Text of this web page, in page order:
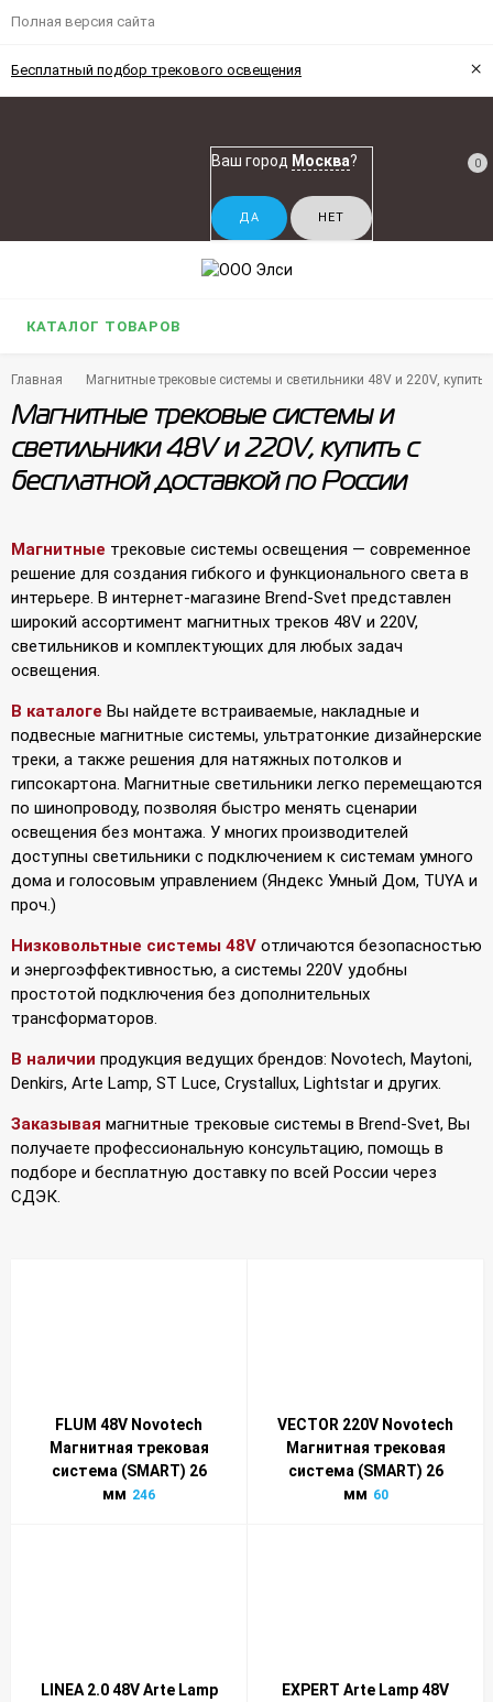
Полная версия сайта
Бесплатный подбор трекового освещения ×
Ваш город Москва? 0
КАТАЛОГ ТОВАРОВ
Главная Магнитные трековые системы и светильники 48V и 220V, купить
Магнитные трековые системы и
светильники 48V и 220V, купить с
бесплатной доставкой по России
Магнитные трековые системы освещения — современное
решение для создания гибкого и функционального света в
интерьере. В интернет-магазине Brend-Svet представлен
широкий ассортимент магнитных треков 48V и 220V,
светильников и комплектующих для любых задач
освещения.
В каталоге Вы найдете встраиваемые, накладные и
подвесные магнитные системы, ультратонкие дизайнерские
треки, а также решения для натяжных потолков и
гипсокартона. Магнитные светильники легко перемещаются
по шинопроводу, позволяя быстро менять сценарии
освещения без монтажа. У многих производителей
доступны светильники с подключением к системам умного
дома и голосовым управлением (Яндекс Умный Дом, TUYA и
проч.)
Низковольтные системы 48V отличаются безопасностью
и энергоэффективностью, а системы 220V удобны
простотой подключения без дополнительных
трансформаторов.
В наличии продукция ведущих брендов: Novotech, Maytoni,
Denkirs, Arte Lamp, ST Luce, Crystallux, Lightstar и других.
Заказывая магнитные трековые системы в Brend-Svet, Вы
получаете профессиональную консультацию, помощь в
подборе и бесплатную доставку по всей России через
СДЭК.
FLUM 48V Novotech
Магнитная трековая
система (SMART) 26
мм 246
VECTOR 220V Novotech
Магнитная трековая
система (SMART) 26
мм 60
LINEA 2.0 48V Arte Lamp
EXPERT Arte Lamp 48V